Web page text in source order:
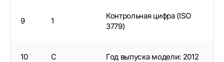
9 1
Контрольная цифра (ISO
3779)
10 C Год выпуска модели: 2012